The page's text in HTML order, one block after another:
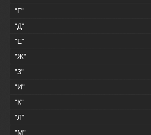
"Г"
"Д"
"Е"
"Ж"
"З"
"И"
"К"
"Л"
"М"